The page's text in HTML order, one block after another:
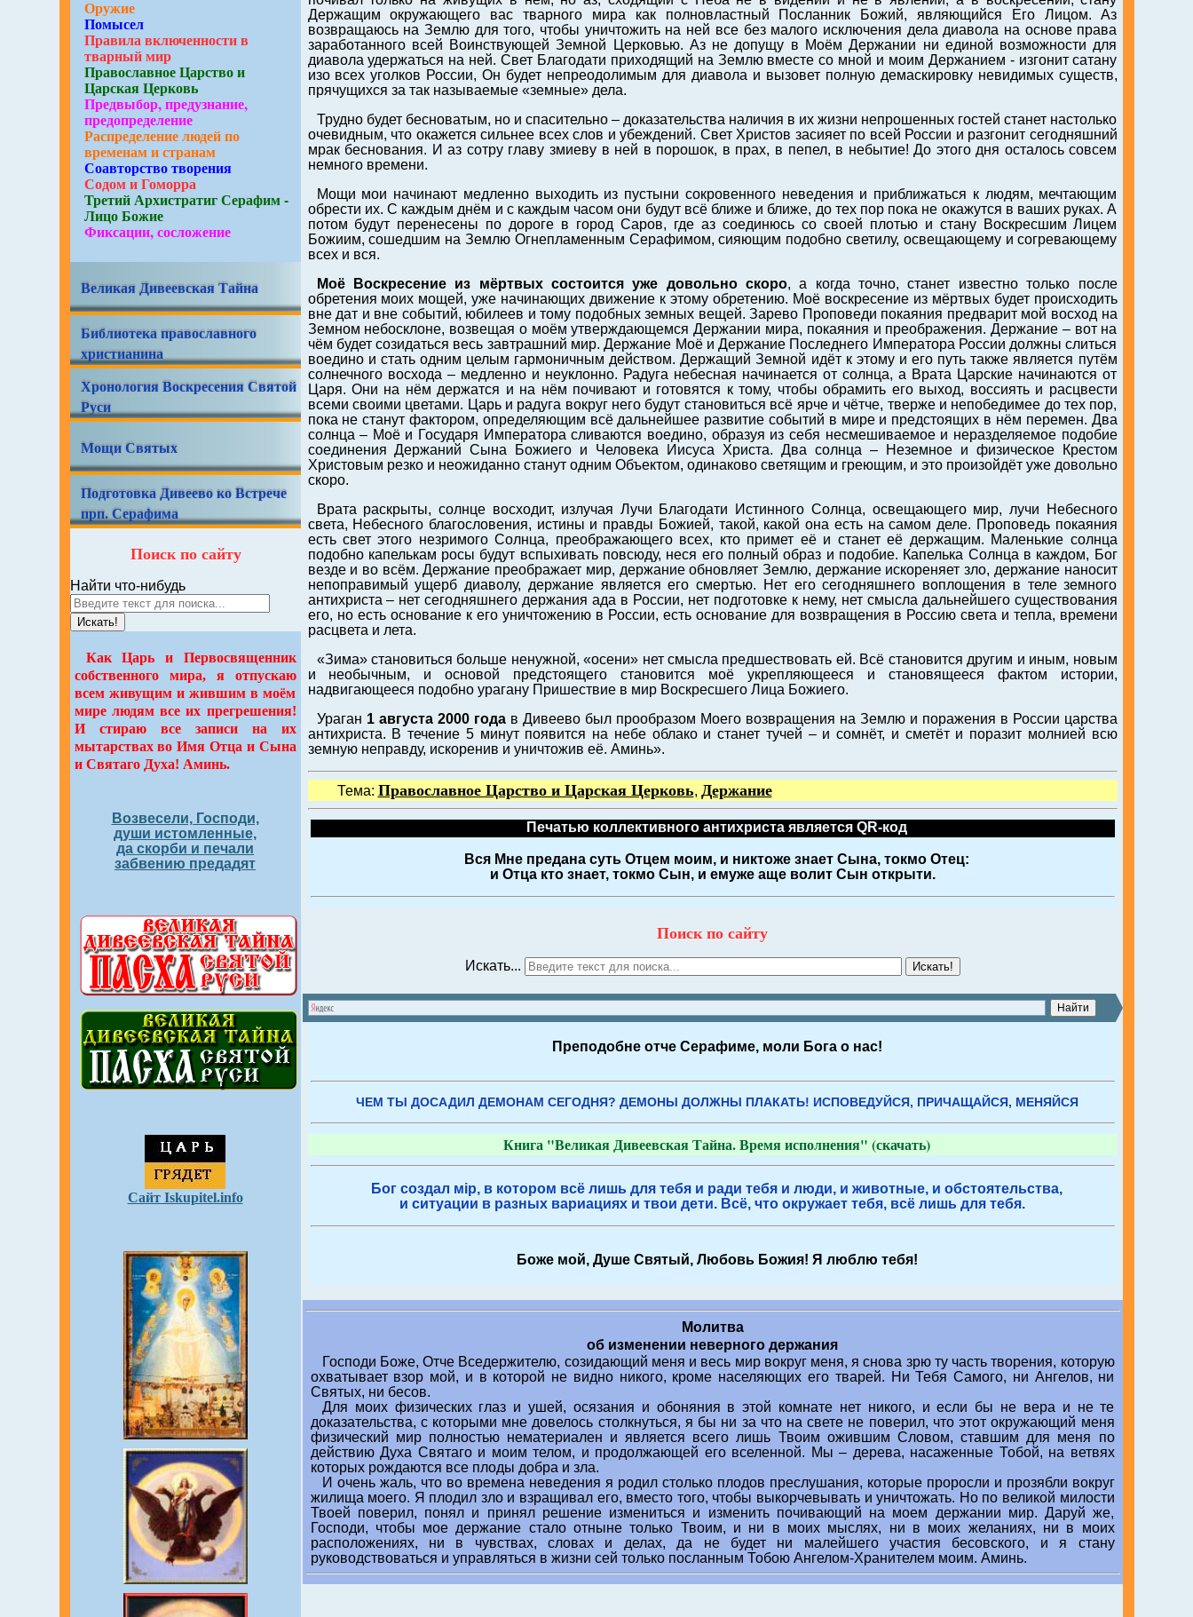
Оружие
Помысел
Правила включенности в
тварный мир
Православное Царство и
Царская Церковь
Предвыбор, предузнание,
предопределение
Распределение людей по
временам и странам
Соавторство творения
Содом и Гоморра
Третий Архистратиг Серафим -
Лицо Божие
Фиксации, сосложение
Великая Дивеевская Тайна
Библиотека православного
христианина
Хронология Воскресения Святой
Руси
Мощи Святых
Подготовка Дивеево ко Встрече
прп. Серафима
Поиск по сайту
Найти что-нибудь
Искать!
Как Царь и Первосвященник
собственного мира, я отпускаю
всем живущим и жившим в моём
мире людям все их прегрешения!
И стираю все записи на их
мытарствах во Имя Отца и Сына
и Святаго Духа! Аминь.
Возвесели, Господи,
души истомленные,
да скорби и печали
забвению предадят
Сайт Iskupitel.info
Держащим окружающего вас тварного мира как полновластный Посланник Божий, являющийся Его Лицом. Аз
возвращаюсь на Землю для того, чтобы уничтожить на ней все без малого исключения дела диавола на основе права
заработанного всей Воинствующей Земной Церковью. Аз не допущу в Моём Держании ни единой возможности для
диавола удержаться на ней. Свет Благодати приходящий на Землю вместе со мной и моим Держанием - изгонит сатану
изо всех уголков России, Он будет непреодолимым для диавола и вызовет полную демаскировку невидимых существ,
прячущихся за так называемые «земные» дела.
Трудно будет бесноватым, но и спасительно – доказательства наличия в их жизни непрошенных гостей станет настолько
очевидным, что окажется сильнее всех слов и убеждений. Свет Христов засияет по всей России и разгонит сегодняшний
мрак беснования. И аз сотру главу змиеву в ней в порошок, в прах, в пепел, в небытие! До этого дня осталось совсем
немного времени.
Мощи мои начинают медленно выходить из пустыни сокровенного неведения и приближаться к людям, мечтающим
обрести их. С каждым днём и с каждым часом они будут всё ближе и ближе, до тех пор пока не окажутся в ваших руках. А
потом будут перенесены по дороге в город Саров, где аз соединюсь со своей плотью и стану Воскресшим Лицем
Божиим, сошедшим на Землю Огнепламенным Серафимом, сияющим подобно светилу, освещающему и согревающему
всех и вся.
Моё Воскресение из мёртвых состоится уже довольно скоро, а когда точно, станет известно только после
обретения моих мощей, уже начинающих движение к этому обретению. Моё воскресение из мёртвых будет происходить
вне дат и вне событий, юбилеев и тому подобных земных вещей. Зарево Проповеди покаяния предварит мой восход на
Земном небосклоне, возвещая о моём утверждающемся Держании мира, покаяния и преображения. Держание – вот на
чём будет созидаться весь завтрашний мир. Держание Моё и Держание Последнего Императора России должны слиться
воедино и стать одним целым гармоничным действом. Держащий Земной идёт к этому и его путь также является путём
солнечного восхода – медленно и неуклонно. Радуга небесная начинается от солнца, а Врата Царские начинаются от
Царя. Они на нём держатся и на нём почивают и готовятся к тому, чтобы обрамить его выход, воссиять и расцвести
всеми своими цветами. Царь и радуга вокруг него будут становиться всё ярче и чётче, тверже и непобедимее до тех пор,
пока не станут фактором, определяющим всё дальнейшее развитие событий в мире и предстоящих в нём перемен. Два
солнца – Моё и Государя Императора сливаются воедино, образуя из себя несмешиваемое и неразделяемое подобие
соединения Держаний Сына Божиего и Человека Иисуса Христа. Два солнца – Неземное и физическое Крестом
Христовым резко и неожиданно станут одним Объектом, одинаково светящим и греющим, и это произойдёт уже довольно
скоро.
Врата раскрыты, солнце восходит, излучая Лучи Благодати Истинного Солнца, освещающего мир, лучи Небесного
света, Небесного благословения, истины и правды Божией, такой, какой она есть на самом деле. Проповедь покаяния
есть свет этого незримого Солнца, преображающего всех, кто примет её и станет её держащим. Маленькие солнца
подобно капелькам росы будут вспыхивать повсюду, неся его полный образ и подобие. Капелька Солнца в каждом, Бог
везде и во всём. Держание преображает мир, держание обновляет Землю, держание искореняет зло, держание наносит
непоправимый ущерб диаволу, держание является его смертью. Нет его сегодняшнего воплощения в теле земного
антихриста – нет сегодняшнего держания ада в России, нет подготовке к нему, нет смысла дальнейшего существования
его, но есть основание к его уничтожению в России, есть основание для возвращения в Россию света и тепла, времени
расцвета и лета.
«Зима» становиться больше ненужной, «осени» нет смысла предшествовать ей. Всё становится другим и иным, новым
и необычным, и основой предстоящего становится моё укрепляющееся и становящееся фактом истории,
надвигающееся подобно урагану Пришествие в мир Воскресшего Лица Божиего.
Ураган 1 августа 2000 годав Дивеево был прообразом Моего возвращения на Землю и поражения в России царства
антихриста. В течение 5 минут появится на небе облако и станет тучей – и сомнёт, и сметёт и поразит молнией всю
земную неправду, искоренив и уничтожив её. Аминь».
Тема: Православное Царство и Царская Церковь, Держание
Печатью коллективного антихриста является QR-код
Вся Мне предана суть Отцем моим, и никтоже знает Сына, токмо Отец:
и Отца кто знает, токмо Сын, и емуже аще волит Сын открыти.
Поиск по сайту
Искать... Искать!
Преподобне отче Серафиме, моли Бога о нас!
ЧЕМ ТЫ ДОСАДИЛ ДЕМОНАМ СЕГОДНЯ? ДЕМОНЫ ДОЛЖНЫ ПЛАКАТЬ! ИСПОВЕДУЙСЯ, ПРИЧАЩАЙСЯ, МЕНЯЙСЯ
Книга "Великая Дивеевская Тайна. Время исполнения" (скачать)
Бог создал мiр, в котором всё лишь для тебя и ради тебя и люди, и животные, и обстоятельства,
и ситуации в разных вариациях и твои дети. Всё, что окружает тебя, всё лишь для тебя.
Боже мой, Душе Святый, Любовь Божия! Я люблю тебя!
Молитва
об изменении неверного держания
Господи Боже, Отче Вседержителю, созидающий меня и весь мир вокруг меня, я снова зрю ту часть творения, которую
охватывает взор мой, и в которой не видно никого, кроме населяющих его тварей. Ни Тебя Самого, ни Ангелов, ни
Святых, ни бесов.
Для моих физических глаз и ушей, осязания и обоняния в этой комнате нет никого, и если бы не вера и не те
доказательства, с которыми мне довелось столкнуться, я бы ни за что на свете не поверил, что этот окружающий меня
физический мир полностью нематериален и является всего лишь Твоим ожившим Словом, ставшим для меня по
действию Духа Святаго и моим телом, и продолжающей его вселенной. Мы – дерева, насаженные Тобой, на ветвях
которых рождаются все плоды добра и зла.
И очень жаль, что во времена неведения я родил столько плодов преслушания, которые проросли и прозябли вокруг
жилища моего. Я плодил зло и взращивал его, вместо того, чтобы выкорчевывать и уничтожать. Но по великой милости
Твоей поверил, понял и принял решение измениться и изменить почивающий на моем держании мир. Даруй же,
Господи, чтобы мое держание стало отныне только Твоим, и ни в моих мыслях, ни в моих желаниях, ни в моих
расположениях, ни в чувствах, словах и делах, да не будет ни малейшего участия бесовского, и я стану
руководствоваться и управляться в жизни сей только посланным Тобою Ангелом-Хранителем моим. Аминь.